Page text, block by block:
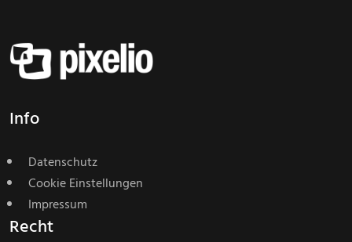
Info
Datenschutz
Cookie Einstellungen
Impressum
Recht